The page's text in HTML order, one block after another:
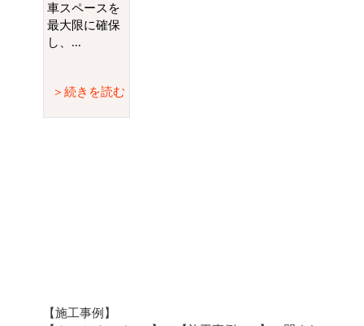
車スペースを
最大限に確保
し、...
＞続きを読む
【施工事例】